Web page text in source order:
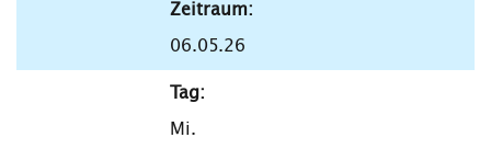
INTERNATIONAL
Kontakt und Anfahrt
Personensuche
Zeitraum:
06.05.26
Tag:
Mi.